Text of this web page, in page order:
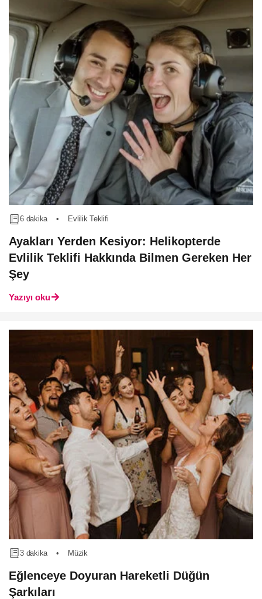
6 dakika • Evlilik Teklifi
Ayakları Yerden Kesiyor: Helikopterde
Evlilik Teklifi Hakkında Bilmen Gereken Her
Şey
Yazıyı oku
3 dakika • Müzik
Eğlenceye Doyuran Hareketli Düğün
Şarkıları